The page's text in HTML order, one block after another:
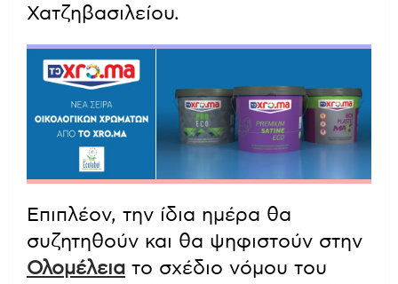
Χατζηβασιλείου.
Επιπλέον, την ίδια ημέρα θα
συζητηθούν και θα ψηφιστούν στην
Ολομέλεια το σχέδιο νόμου του